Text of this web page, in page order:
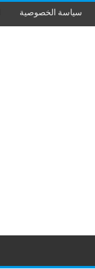
سياسة الخصوصية